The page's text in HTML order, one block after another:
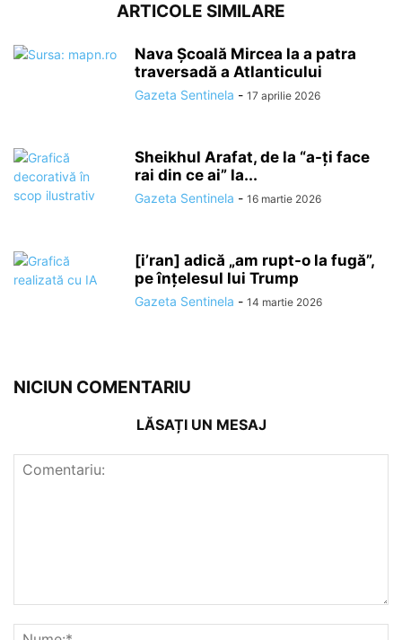
ARTICOLE SIMILARE
Nava Școală Mircea la a patra
traversadă a Atlanticului
Gazeta Sentinela - 17 aprilie 2026
Sheikhul Arafat, de la “a-ți face
rai din ce ai” la...
Gazeta Sentinela - 16 martie 2026
[i’ran] adică „am rupt-o la fugă”,
pe înțelesul lui Trump
Gazeta Sentinela - 14 martie 2026
NICIUN COMENTARIU
LĂSAȚI UN MESAJ